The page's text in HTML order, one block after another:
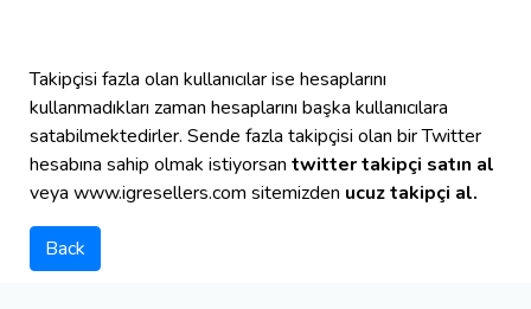
Takipçisi fazla olan kullanıcılar ise hesaplarını
kullanmadıkları zaman hesaplarını başka kullanıcılara
satabilmektedirler. Sende fazla takipçisi olan bir Twitter
hesabına sahip olmak istiyorsan twitter takipçi satın al
veya www.igresellers.com sitemizden ucuz takipçi al.
Back